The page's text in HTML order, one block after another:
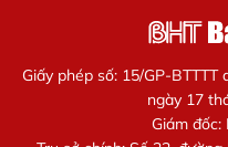
Giấy phép số: 15/GP-
ngày 17
Giám